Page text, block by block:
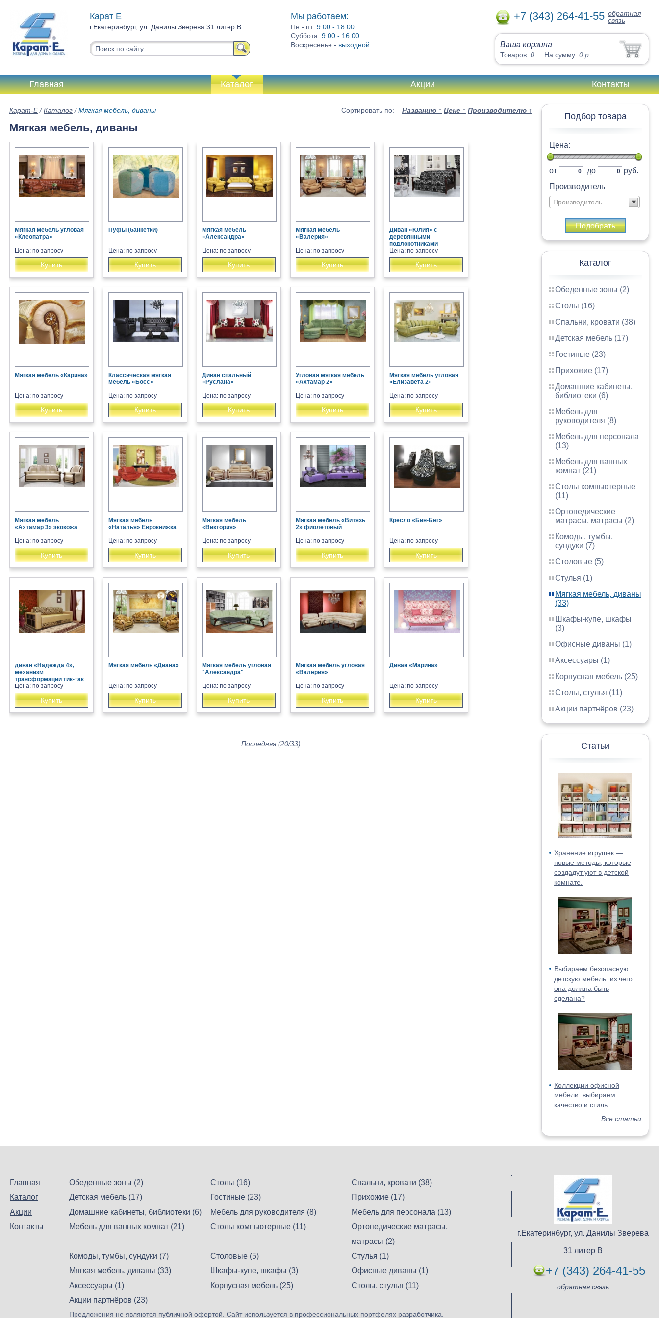
Карат Е
г.Екатеринбург, ул. Данилы Зверева 31 литер В
Мы работаем:
Пн - пт:9.00 - 18.00
Суббота:9:00 - 16:00
Воскресенье - выходной
+7 (343) 264-41-55 обратная
связь
Ваша корзина:
Товаров: 0 На сумму: 0 р.
Главная Каталог Акции Контакты
Подбор товара
Цена:
от до
руб.
Производитель
Производитель
Подобрать
Каталог
Обеденные зоны (2)
Столы (16)
Спальни, кровати (38)
Детская мебель (17)
Гостиные (23)
Прихожие (17)
Домашние кабинеты,
библиотеки (6)
Мебель для
руководителя (8)
Мебель для персонала
(13)
Мебель для ванных
комнат (21)
Столы компьютерные
(11)
Ортопедические
матрасы, матрасы (2)
Комоды, тумбы,
сундуки (7)
Столовые (5)
Стулья (1)
Мягкая мебель, диваны
(33)
Шкафы-купе, шкафы
(3)
Офисные диваны (1)
Аксессуары (1)
Корпусная мебель (25)
Столы, стулья (11)
Акции партнёров (23)
Статьи
Хранение игрушек —
новые методы, которые
создадут уют в детской
комнате.
Выбираем безопасную
детскую мебель: из чего
она должна быть
сделана?
Коллекции офисной
мебели: выбираем
качество и стиль
Все статьи
Сортировать по: Названию ↑ Цене ↑ Производителю ↑
Карат-Е/Каталог /Мягкая мебель, диваны
Мягкая мебель, диваны
Мягкая мебель угловая
«Клеопатра»
Цена: по запросу
Купить
Пуфы (банкетки)
Цена: по запросу
Купить
Мягкая мебель
«Александра»
Цена: по запросу
Купить
Мягкая мебель
«Валерия»
Цена: по запросу
Купить
Диван «Юлия» с
деревянными
подлокотниками
Цена: по запросу
Купить
Мягкая мебель «Карина»
Цена: по запросу
Купить
Классическая мягкая
мебель «Босс»
Цена: по запросу
Купить
Диван спальный
«Руслана»
Цена: по запросу
Купить
Угловая мягкая мебель
«Ахтамар 2»
Цена: по запросу
Купить
Мягкая мебель угловая
«Елизавета 2»
Цена: по запросу
Купить
Мягкая мебель
«Ахтамар 3» экокожа
Цена: по запросу
Купить
Мягкая мебель
«Наталья» Еврокнижка
Цена: по запросу
Купить
Мягкая мебель
«Виктория»
Цена: по запросу
Купить
Мягкая мебель «Витязь
2» фиолетовый
Цена: по запросу
Купить
Кресло «Бин-Бег»
Цена: по запросу
Купить
диван «Надежда 4»,
механизм
трансформации тик-так
Цена: по запросу
Купить
Мягкая мебель «Диана»
Цена: по запросу
Купить
Мягкая мебель угловая
"Александра"
Цена: по запросу
Купить
Мягкая мебель угловая
«Валерия»
Цена: по запросу
Купить
Диван «Марина»
Цена: по запросу
Купить
Последняя (20/33)
Главная
Каталог
Акции
Контакты
г.Екатеринбург, ул. Данилы Зверева
31 литер В
+7 (343) 264-41-55
обратная связь
Обеденные зоны (2) Столы (16)
Спальни, кровати (38)
Детская мебель (17)
Гостиные (23)
Прихожие (17)
Домашние кабинеты, библиотеки (6)
Мебель для руководителя (8)
Мебель для персонала (13)
Мебель для ванных комнат (21)
Столы компьютерные (11)
Ортопедические матрасы,
матрасы (2)
Комоды, тумбы, сундуки (7)
Столовые (5)
Стулья (1)
Мягкая мебель, диваны (33)
Шкафы-купе, шкафы (3)
Офисные диваны (1)
Аксессуары (1)
Корпусная мебель (25)
Столы, стулья (11)
Акции партнёров (23)
Предложения не являются публичной офертой. Сайт используется в профессиональных портфелях разработчика.